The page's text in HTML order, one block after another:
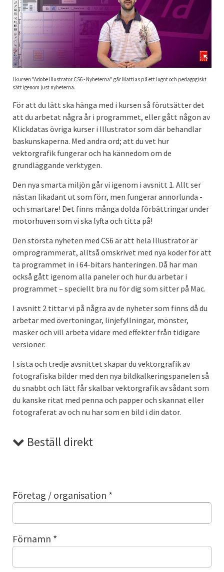
I kursen "Adobe Illustrator CS6 - Nyheterna" går Mattias på ett lugnt och pedagogiskt
sätt igenom just nyheterna.
För att du lätt ska hänga med i kursen så förutsätter det
att du arbetat några år i programmet, eller gått någon av
Klickdatas övriga kurser i Illustrator som där behandlar
baskunskaperna. Med andra ord; att du vet hur
vektorgrafik fungerar och ha kännedom om de
grundläggande verktygen.
Den nya smarta miljön går vi igenom i avsnitt 1. Allt ser
nästan likadant ut som förr, men fungerar annorlunda -
och smartare! Det finns många dolda förbättringar under
motorhuven som vi ska lyfta och titta på!
Den största nyheten med CS6 är att hela Illustrator är
omprogrammerat, alltså omskrivet med nya koder för att
ta programmet in i 64-bitars hanteringen. Då har man
också gått igenom alla paneler och hur du arbetar i
programmet – speciellt bra nu för dig som sitter på Mac.
I avsnitt 2 tittar vi på några av de nyheter som finns då du
arbetar med övertoningar, linjefyllningar, mönster,
masker och vill arbeta vidare med effekter från tidigare
versioner.
I sista och tredje avsnittet skapar du vektorgrafik av
fotografiska bilder med den nya bildkalkeringspanelen så
du snabbt och lätt får skalbar vektorgrafik av sådant som
du kanske ritat med penna och papper och skannat eller
fotograferat av och nu har som en bild i din dator.
Beställ direkt
Företag / organisation *
Förnamn *